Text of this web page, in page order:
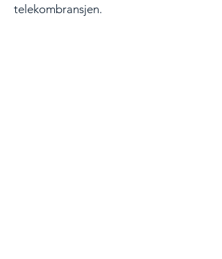
telekombransjen.